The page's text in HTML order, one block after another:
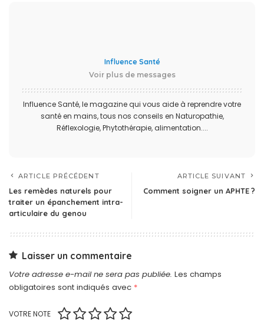
Influence Santé
Voir plus de messages
Influence Santé, le magazine qui vous aide à reprendre votre
santé en mains, tous nos conseils en Naturopathie,
Réflexologie, Phytothérapie, alimentation....
ARTICLE PRÉCÉDENT
Les remèdes naturels pour
traiter un épanchement intra-
articulaire du genou
ARTICLE SUIVANT
Comment soigner un APHTE ?
Laisser un commentaire
Votre adresse e-mail ne sera pas publiée. Les champs
obligatoires sont indiqués avec *
VOTRE NOTE